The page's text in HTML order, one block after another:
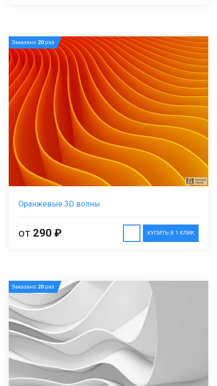
Заказано 20раз
Оранжевые 3D волны
КУПИТЬ В 1 КЛИК
от 290 ₽
Заказано 20раз